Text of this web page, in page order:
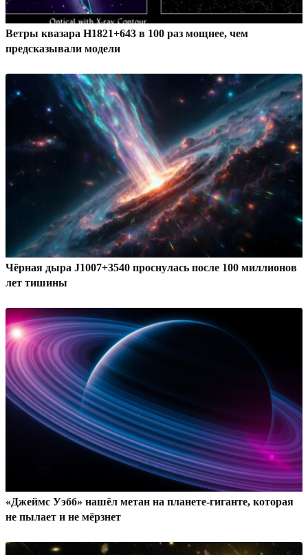
Ветры квазара H1821+643 в 100 раз мощнее, чем
предсказывали модели
Чёрная дыра J1007+3540 проснулась после 100 миллионов
лет тишины
«Джеймс Уэбб» нашёл метан на планете-гиганте, которая
не пылает и не мёрзнет